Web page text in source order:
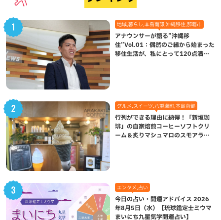
地域,暮らし,本島南部,沖縄移住,那覇市
アナウンサーが語る”沖縄移
住”Vol.01：偶然のご縁から始まった
移住生活が、私にとって120点満点
グルメ,スイーツ,八重瀬町,本島南部
行列ができる理由に納得！「新垣珈
琲」の自家焙煎コーヒーソフトクリ
ーム＆炙りマシュマロのスモアラテ
エンタメ,占い
今日の占い・開運アドバイス 2026
年8月5日（水）【琉球鑑定士ミウマ
まいにち九星気学開運占い】